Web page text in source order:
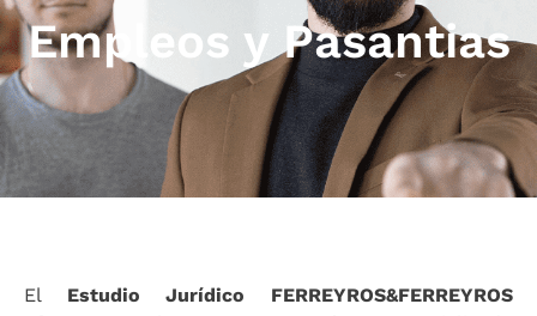
Empleos y Pasantias
El Estudio Jurídico FERREYROS&FERREYROS